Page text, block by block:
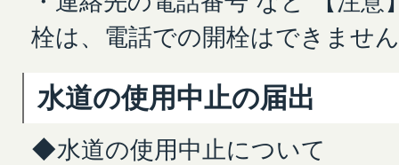
栓は、電話での開栓はできませ
水道の使用中止の届出
◆水道の使用中止について